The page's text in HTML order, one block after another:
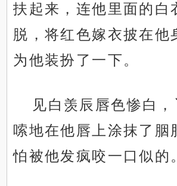
扶起来，连他里面的白
脱，将红色嫁衣披在他
为他装扮了一下。
见白羡辰唇色惨白
嗦地在他唇上涂抹了胭
怕被他发疯咬一口似的